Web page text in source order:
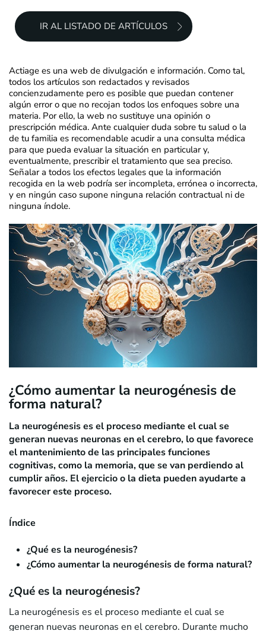
IR AL LISTADO DE ARTÍCULOS
Actiage es una web de divulgación e información. Como tal,
todos los artículos son redactados y revisados
concienzudamente pero es posible que puedan contener
algún error o que no recojan todos los enfoques sobre una
materia. Por ello, la web no sustituye una opinión o
prescripción médica. Ante cualquier duda sobre tu salud o la
de tu familia es recomendable acudir a una consulta médica
para que pueda evaluar la situación en particular y,
eventualmente, prescribir el tratamiento que sea preciso.
Señalar a todos los efectos legales que la información
recogida en la web podría ser incompleta, errónea o incorrecta,
y en ningún caso supone ninguna relación contractual ni de
ninguna índole.
¿Cómo aumentar la neurogénesis de
forma natural?
La neurogénesis es el proceso mediante el cual se
generan nuevas neuronas en el cerebro, lo que favorece
el mantenimiento de las principales funciones
cognitivas, como la memoria, que se van perdiendo al
cumplir años. El ejercicio o la dieta pueden ayudarte a
favorecer este proceso.
Índice
¿Qué es la neurogénesis?
¿Cómo aumentar la neurogénesis de forma natural?
¿Qué es la neurogénesis?
La neurogénesis es el proceso mediante el cual se
generan nuevas neuronas en el cerebro. Durante mucho